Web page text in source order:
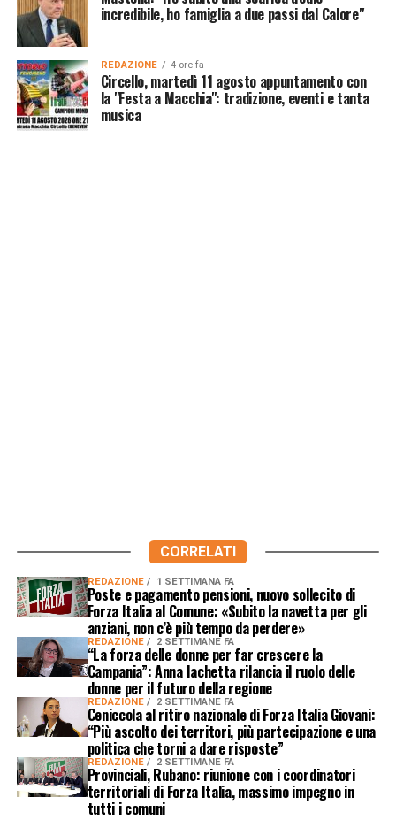
incredibile, ho famiglia a due passi dal Calore"
REDAZIONE 4 ore fa
Circello, martedì 11 agosto appuntamento con
la "Festa a Macchia": tradizione, eventi e tanta
musica
CORRELATI
REDAZIONE 1 SETTIMANA FA
Poste e pagamento pensioni, nuovo sollecito di
Forza Italia al Comune: «Subito la navetta per gli
anziani, non c’è più tempo da perdere»
REDAZIONE 2 SETTIMANE FA
“La forza delle donne per far crescere la
Campania”: Anna Iachetta rilancia il ruolo delle
donne per il futuro della regione
REDAZIONE 2 SETTIMANE FA
Ceniccola al ritiro nazionale di Forza Italia Giovani:
“Più ascolto dei territori, più partecipazione e una
politica che torni a dare risposte”
REDAZIONE 2 SETTIMANE FA
Provinciali, Rubano: riunione con i coordinatori
territoriali di Forza Italia, massimo impegno in
tutti i comuni